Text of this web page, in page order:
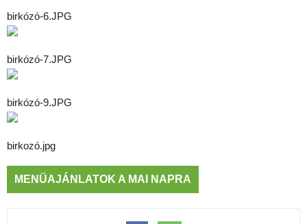
birkózó-6.JPG
birkózó-7.JPG
birkózó-9.JPG
birkozó.jpg
MENÜAJÁNLATOK A MAI NAPRA